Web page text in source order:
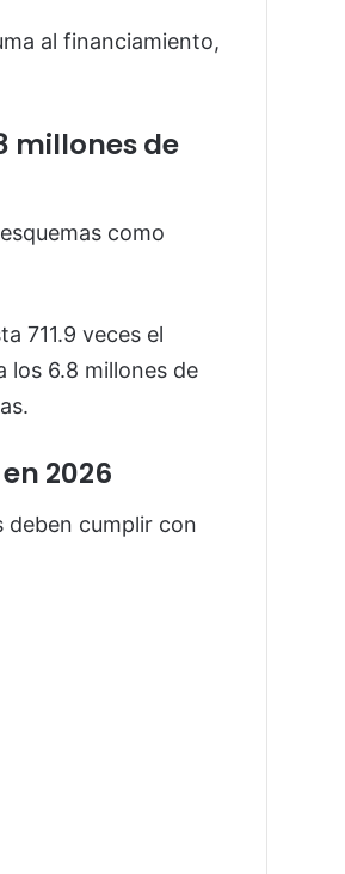
al financiamiento,
millones de
como
711.9 veces el
los 6.8 millones de
2026
deben cumplir con